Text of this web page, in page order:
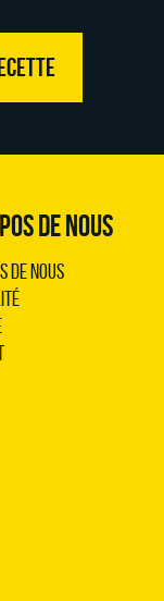
DE NOUS
de nous